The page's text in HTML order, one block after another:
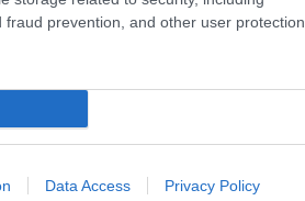
prevention, and other user protection.
Data Access Privacy Policy